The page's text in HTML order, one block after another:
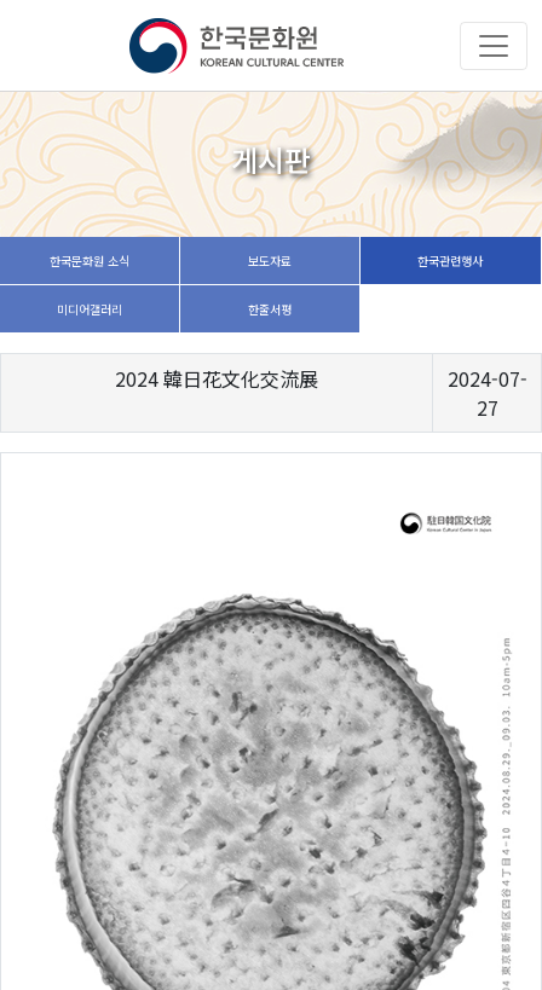
게시판
한국문화원 소식 보도자료 한국관련행사
미디어갤러리 한줄서평
2024 韓日花文化交流展
2024-07-
27